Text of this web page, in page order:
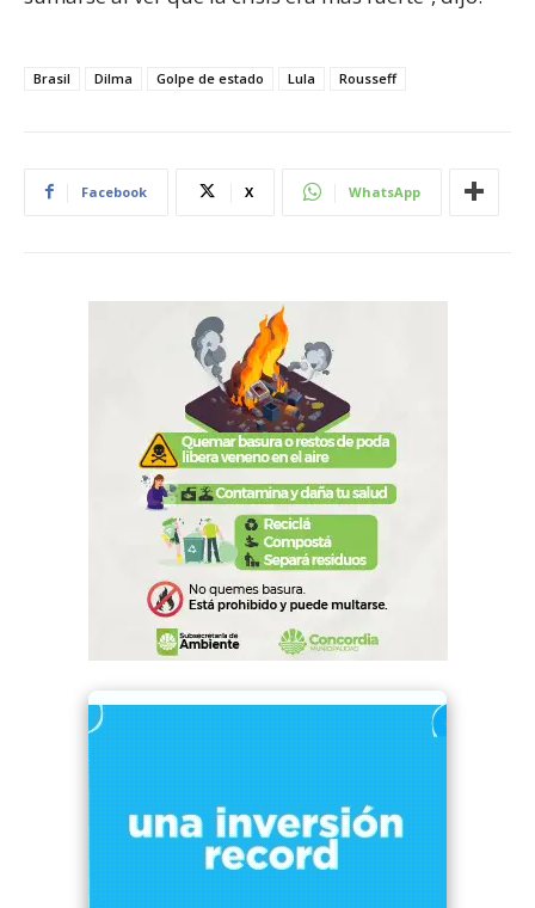
Brasil Dilma Golpe de estado Lula Rousseff
Facebook X WhatsApp